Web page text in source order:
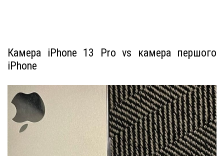
Камера iPhone 13 Pro vs камера першого
iPhone